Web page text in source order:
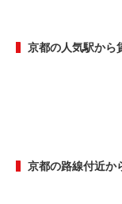
京都の人気駅から
京都の路線付近か